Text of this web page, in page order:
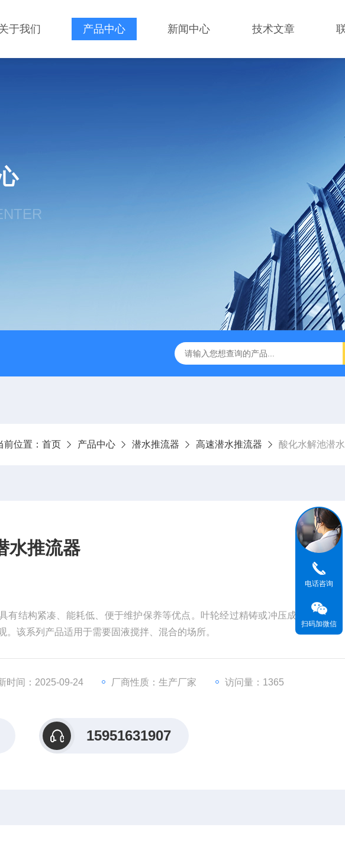
于我们 产品中心 新闻中心 技术文章
度沉淀池中心传动刮泥机 伞型双曲面立式搅拌机 WNG5二沉池刮吸泥机原
前位置： 首页 产品中心 潜水推流器 高速潜水推流器 酸化水解池潜
水推流器
有结构紧凑、能耗低、便于维护保养等优点。叶轮经过精铸或冲压成型,精度高
。该系列产品适用于需要固液搅拌、混合的场所。
时间：2025-09-24 厂商性质：生产厂家 访问量：1365
15951631907
电话咨询
扫码加微信